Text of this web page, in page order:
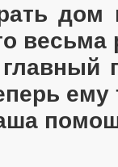
дом
весьма
ему